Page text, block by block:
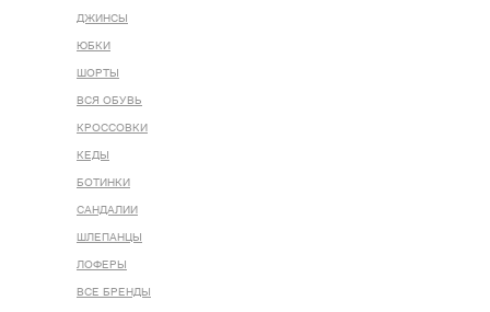
ДЖИНСЫ
ЮБКИ
ШОРТЫ
ВСЯ ОБУВЬ
КРОССОВКИ
КЕДЫ
БОТИНКИ
САНДАЛИИ
ШЛЕПАНЦЫ
ЛОФЕРЫ
ВСЕ БРЕНДЫ